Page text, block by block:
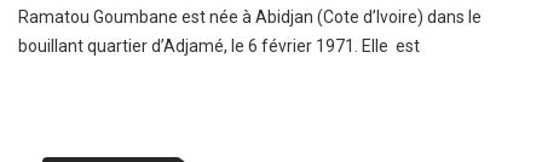
Ramatou Goumbane est née à Abidjan (Cote d’Ivoire) dans le
bouillant quartier d’Adjamé, le 6 février 1971. Elle est